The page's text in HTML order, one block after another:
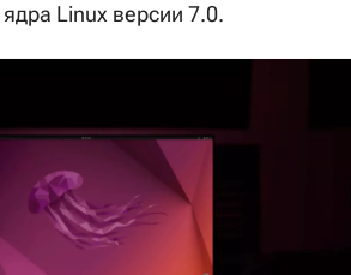
Linux версии 7.0.